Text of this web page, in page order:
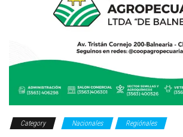
Category Nacionales Regiónales